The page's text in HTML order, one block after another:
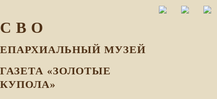
С В О
ЕПАРХИАЛЬНЫЙ МУЗEЙ
ГАЗЕТА «ЗОЛОТЫЕ
КУПОЛА»